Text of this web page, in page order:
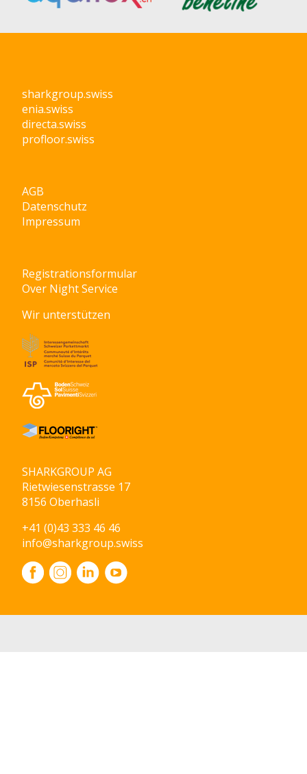
sharkgroup.swiss
enia.swiss
directa.swiss
profloor.swiss
AGB
Datenschutz
Impressum
Registrationsformular
Over Night Service
Wir unterstützen
SHARKGROUP AG
Rietwiesenstrasse 17
8156 Oberhasli
+41 (0)43 333 46 46
info@sharkgroup.swiss